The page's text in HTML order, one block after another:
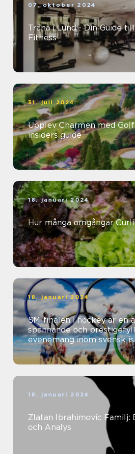
07. oktober 2024
Träna i Lund - Din Guide
Fitness
31. juli 2024
Upplev Charmen med
insiders guide
18. januari 2024
Hur många omgångar
18. januari 2024
SM-finalen i hockey är en
spännande och
evenemang inom svensk
18. januari 2024
Zlatan Ibrahimovic Familj:
och Analys